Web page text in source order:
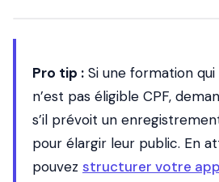
Pro tip : Si une formation
n’est pas éligible CPF,
s’il prévoit un
pour élargir leur public. En
pouvez structurer votre